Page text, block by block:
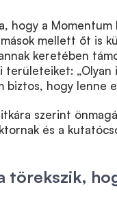
hogy a Momentum
mellett őt is
keretében
biztos, hogy lenne
szerint
és a
törekszik,